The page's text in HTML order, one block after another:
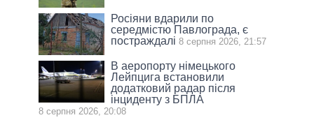
Росіяни вдарили по
середмістю Павлограда, є
постраждалі 8 серпня 2026, 21:57
В аеропорту німецького
Лейпцига встановили
додатковий радар після
інциденту з БПЛА
8 серпня 2026, 20:08